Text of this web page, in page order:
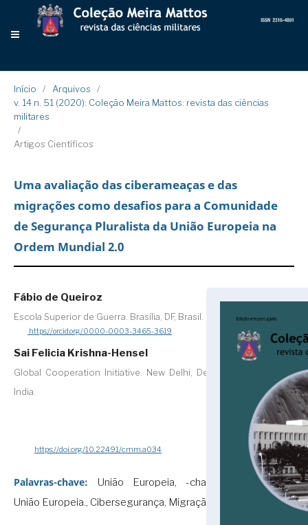
Início / Arquivos
/
v. 14 n. 51 (2020): Coleção Meira Mattos: revista das ciências
militares
/
Artigos Científicos
Uma avaliação das ciberameaças e das
migrações como desafios para a Comunidade
de Segurança Pluralista da União Europeia na
Ordem Mundial 2.0
Fábio de Queiroz
Escola Superior de Guerra. Brasília, DF, Brasil.
https://orcid.org/0000-0003-3465-3619
Sai Felicia Krishna-Hensel
Global Cooperation Initiative. New Delhi, Delhi,
India.
https://doi.org/10.22491/cmm.a034
Palavras-chave: União Europeia, -chave:
União Europeia., Cibersegurança, Migração